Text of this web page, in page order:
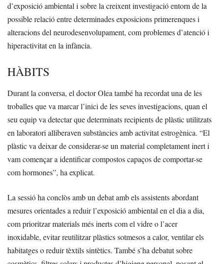
d’exposició ambiental i sobre la creixent investigació entorn de la
possible relació entre determinades exposicions primerenques i
alteracions del neurodesenvolupament, com problemes d’atenció i
hiperactivitat en la infància.
HÀBITS
Durant la conversa, el doctor Olea també ha recordat una de les
troballes que va marcar l’inici de les seves investigacions, quan el
seu equip va detectar que determinats recipients de plàstic utilitzats
en laboratori alliberaven substàncies amb activitat estrogènica. “El
plàstic va deixar de considerar-se un material completament inert i
vam començar a identificar compostos capaços de comportar-se
com hormones”, ha explicat.
La sessió ha conclòs amb un debat amb els assistents abordant
mesures orientades a reduir l’exposició ambiental en el dia a dia,
com prioritzar materials més inerts com el vidre o l’acer
inoxidable, evitar reutilitzar plàstics sotmesos a calor, ventilar els
habitatges o reduir tèxtils sintètics. També s’ha debatut sobre